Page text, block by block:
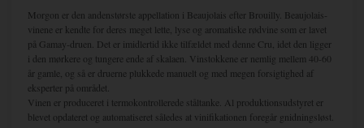
Morgon er den andenstørste appellation i Beaujolais efter Brouilly. Beaujolais-
vinene er kendte for deres meget lette, lyse og aromatiske rødvine som er lavet
på Gamay-druen. Det er imidlertid ikke tilfældet med denne Cru, idet den ligger
i den mørkere og tungere ende af skalaen. Vinstokkene er nemlig mellem 40-60
år gamle, og så er druerne plukkede manuelt og med megen forsigtighed af
eksperter på området.
Vinen er produceret i termokontrollerede ståltanke. Al produktionsudstyret er
blevet opdateret og automatiseret således at vinifikationen foregår gnidningsløst.